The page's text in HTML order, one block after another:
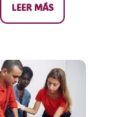
LEER MÁS